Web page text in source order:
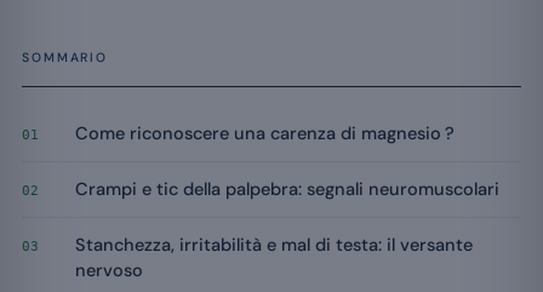
SOMMARIO
01 Come riconoscere una carenza di magnesio ?
02 Crampi e tic della palpebra: segnali neuromuscolari
03
Stanchezza, irritabilità e mal di testa: il versante
nervoso